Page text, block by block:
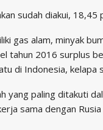
sudah diakui,
gas alam, minyak
tahun 2016 surplus
di Indonesia, kelapa
yang paling ditakuti
sama dengan